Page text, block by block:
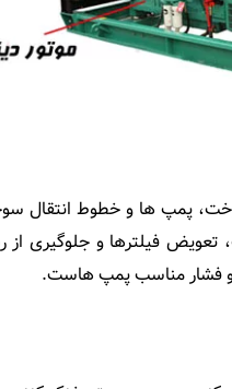
پمپ ‌ها و خطوط انتقال
فیلترها و جلوگیری
فشار مناسب پمپ ‌هاست.